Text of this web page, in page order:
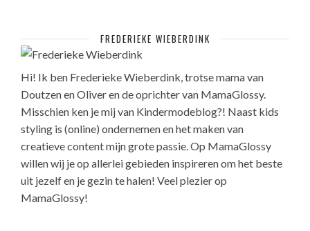
FREDERIEKE WIEBERDINK
Hi! Ik ben Frederieke Wieberdink, trotse mama van
Doutzen en Oliver en de oprichter van MamaGlossy.
Misschien ken je mij van Kindermodeblog?! Naast kids
styling is (online) ondernemen en het maken van
creatieve content mijn grote passie. Op MamaGlossy
willen wij je op allerlei gebieden inspireren om het beste
uit jezelf en je gezin te halen! Veel plezier op
MamaGlossy!